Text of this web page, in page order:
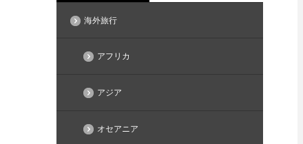
海外旅行
アフリカ
アジア
オセアニア